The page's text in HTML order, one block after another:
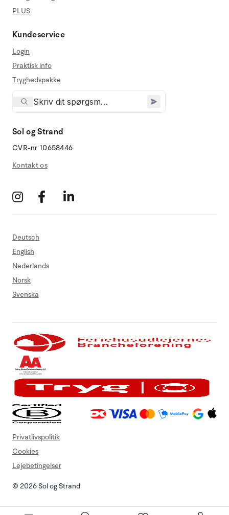
PLUS
Kundeservice
Login
Praktisk info
Tryghedspakke
Sol og Strand
CVR-nr 10658446
Kontakt os
Deutsch
English
Nederlands
Norsk
Svenska
© 2026 Sol og Strand
Privatlivspolitik
Cookies
Lejebetingelser